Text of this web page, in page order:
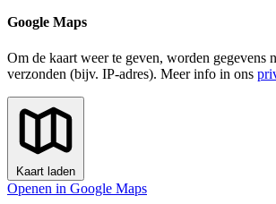
Google Maps
Om de kaart weer te geven, worden gegevens
verzonden (bijv. IP-adres). Meer info in ons
Kaart laden
Openen in Google Maps